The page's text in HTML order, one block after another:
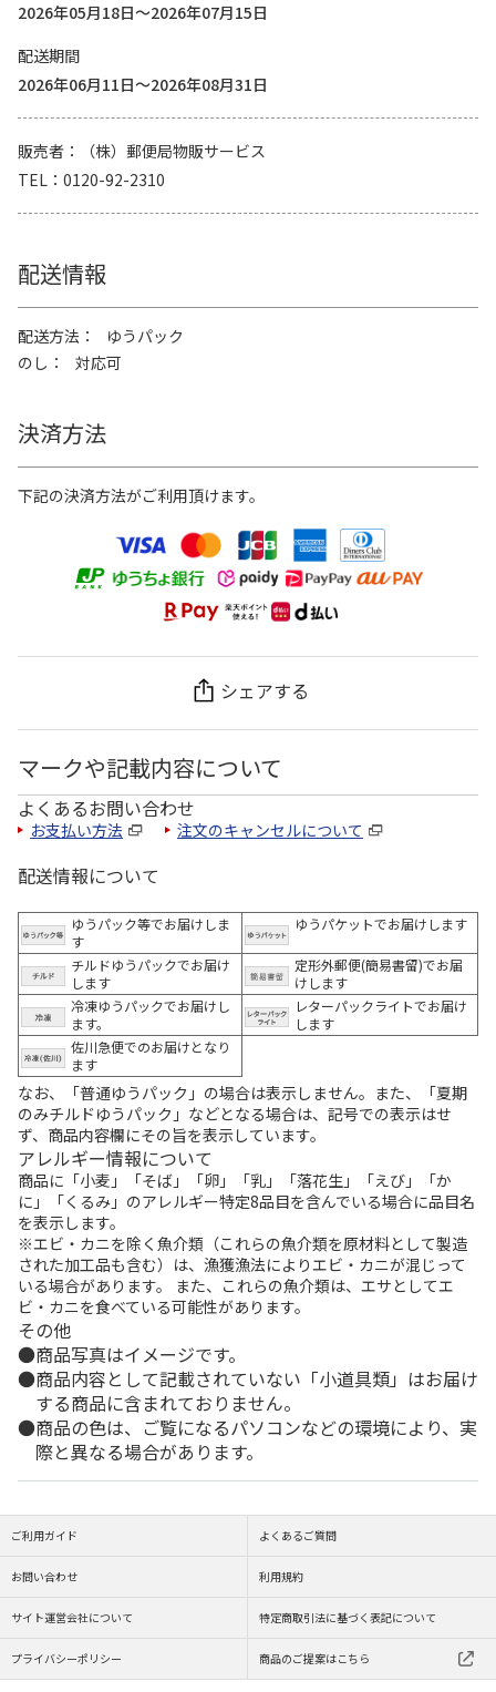
2026年05月18日～2026年07月15日
配送期間
2026年06月11日～2026年08月31日
販売者
（株）郵便局物販サービス
TEL
0120-92-2310
配送情報
配送方法
ゆうパック
のし
対応可
決済方法
下記の決済方法がご利用頂けます。
シェアする
マークや記載内容について
よくあるお問い合わせ
お支払い方法 注文のキャンセルについて
配送情報について
ゆうパック等でお届けしま
す
ゆうパケットでお届けします
チルドゆうパックでお届け
します
定形外郵便(簡易書留)でお届
けします
冷凍ゆうパックでお届けし
ます。
レターパックライトでお届け
します
佐川急便でのお届けとなり
ます
なお、「普通ゆうパック」の場合は表示しません。また、「夏期
のみチルドゆうパック」などとなる場合は、記号での表示はせ
ず、商品内容欄にその旨を表示しています。
アレルギー情報について
商品に「小麦」「そば」「卵」「乳」「落花生」「えび」「か
に」「くるみ」のアレルギー特定8品目を含んでいる場合に品目名
を表示します。
※エビ・カニを除く魚介類（これらの魚介類を原材料として製造
された加工品も含む）は、漁獲漁法によりエビ・カニが混じって
いる場合があります。 また、これらの魚介類は、エサとしてエ
ビ・カニを食べている可能性があります。
その他
商品写真はイメージです。
商品内容として記載されていない「小道具類」はお届け
する商品に含まれておりません。
商品の色は、ご覧になるパソコンなどの環境により、実
際と異なる場合があります。
ご利用ガイド よくあるご質問
お問い合わせ 利用規約
サイト運営会社について 特定商取引法に基づく表記について
プライバシーポリシー 商品のご提案はこちら